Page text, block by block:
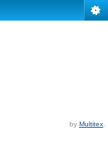
by Multitex